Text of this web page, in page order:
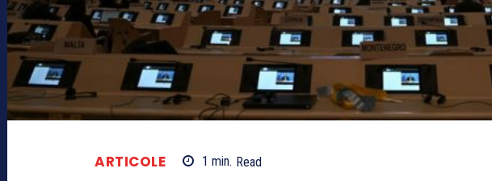
ARTICOLE 1 min. Read